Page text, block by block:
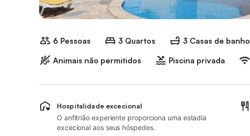
6 Pessoas 3 Quartos 3 Casas de banho
Animais não permitidos
Piscina privada
Hospitalidade excecional
O anfitrião experiente proporciona uma estadia
excecional aos seus hóspedes.